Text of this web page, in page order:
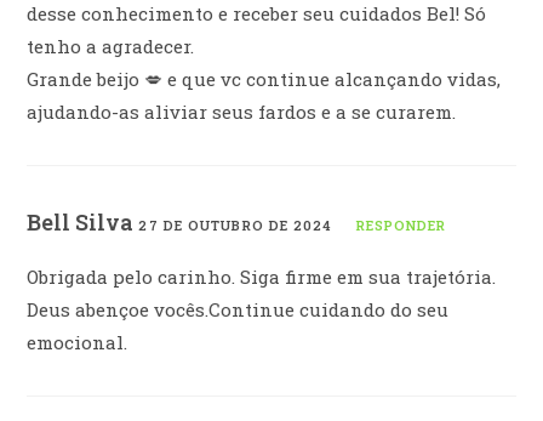
desse conhecimento e receber seu cuidados Bel! Só
tenho a agradecer.
Grande beijo 💋 e que vc continue alcançando vidas,
ajudando-as aliviar seus fardos e a se curarem.
Bell Silva 27 DE OUTUBRO DE 2024 RESPONDER
Obrigada pelo carinho. Siga firme em sua trajetória.
Deus abençoe vocês.Continue cuidando do seu
emocional.